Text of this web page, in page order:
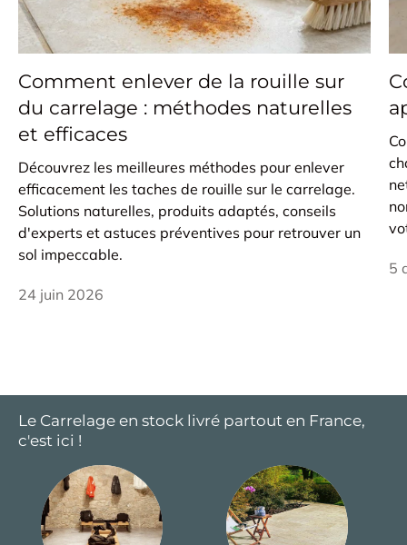
Comment enlever de la rouille sur
du carrelage : méthodes naturelles
et efficaces
Découvrez les meilleures méthodes pour enlever
efficacement les taches de rouille sur le carrelage.
Solutions naturelles, produits adaptés, conseils
d'experts et astuces préventives pour retrouver un
sol impeccable.
24 juin 2026
5
Le Carrelage en stock livré partout en France,
c'est ici !